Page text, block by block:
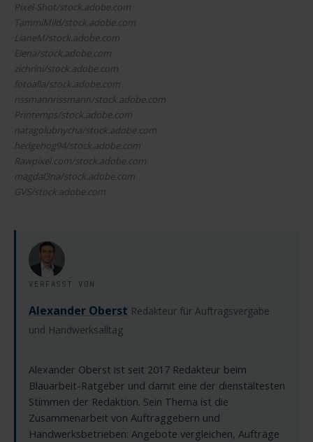
Pixel-Shot/stock.adobe.com
TammiMild/stock.adobe.com
LianeM/stock.adobe.com
Elena/stock.adobe.com
zichrini/stock.adobe.com
fotoalla/stock.adobe.com
rissmannrissmann/stock.adobe.com
Printemps/stock.adobe.com
natagolubnycha/stock.adobe.com
hedgehog94/stock.adobe.com
Rawpixel.com/stock.adobe.com
magdal3na/stock.adobe.com
GVS/stock.adobe.com
VERFASST VON
Alexander Oberst Redakteur für Auftragsvergabe
und Handwerksalltag
Alexander Oberst ist seit 2017 Redakteur beim
Blauarbeit-Ratgeber und damit eine der dienstältesten
Stimmen der Redaktion. Sein Thema ist die
Zusammenarbeit von Auftraggebern und
Handwerksbetrieben: Angebote vergleichen, Aufträge